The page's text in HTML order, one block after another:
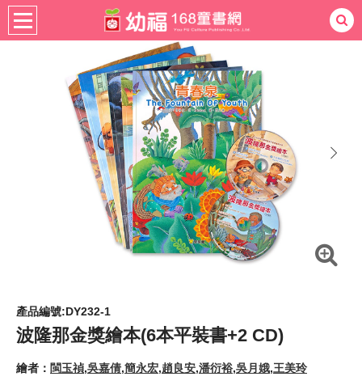
熱門：忍者兔ㄅㄆㄇ學習
手指按按拼圖練習本積木
3D立體書 繪本讀本
書籍分齡 適用年齡 4-6歲
next
產品編號:DY232-1
波隆那金獎繪本(6本平裝書+2 CD)
繪者： 閩玉禎,吳嘉倩,簡永宏,趙良安,潘衍裕,吳月娥,王美玲